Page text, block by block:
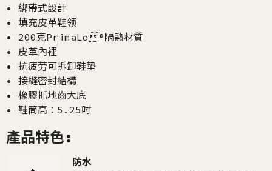
• 綁帶式設計
• 填充皮革鞋领
• 200克PrimaLo®隔熱材質
• 皮革內裡
• 抗疲劳可拆卸鞋垫
• 接縫密封結構
• 橡膠抓地齒大底
• 鞋筒高：5.25吋
產品特色:
防水